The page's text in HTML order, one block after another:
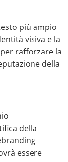
più ampio
visiva e la
rafforzare la
della
della
essere